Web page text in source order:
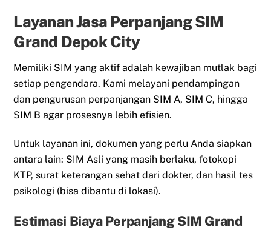
Layanan Jasa Perpanjang SIM
Grand Depok City
Memiliki SIM yang aktif adalah kewajiban mutlak bagi
setiap pengendara. Kami melayani pendampingan
dan pengurusan perpanjangan SIM A, SIM C, hingga
SIM B agar prosesnya lebih efisien.
Untuk layanan ini, dokumen yang perlu Anda siapkan
antara lain: SIM Asli yang masih berlaku, fotokopi
KTP, surat keterangan sehat dari dokter, dan hasil tes
psikologi (bisa dibantu di lokasi).
Estimasi Biaya Perpanjang SIM Grand